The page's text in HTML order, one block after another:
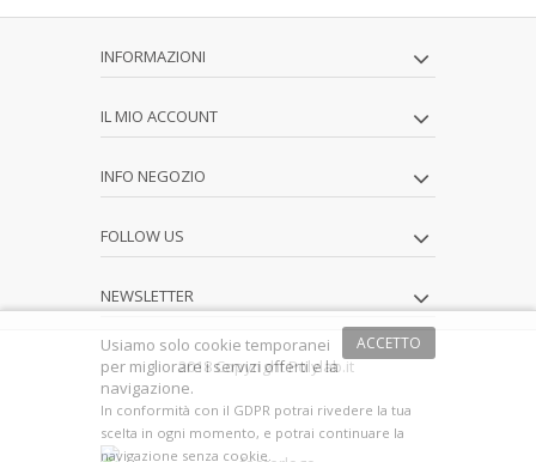
INFORMAZIONI
IL MIO ACCOUNT
INFO NEGOZIO
FOLLOW US
NEWSLETTER
2018 Copyright Polylab.it
ACCETTO
Usiamo solo cookie temporanei
per migliorare i servizi offerti e la
navigazione.
In conformità con il GDPR potrai rivedere la tua
scelta in ogni momento, e potrai continuare la
navigazione senza cookie.